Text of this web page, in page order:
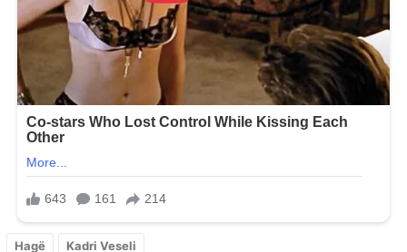
Hagë Kadri Veseli